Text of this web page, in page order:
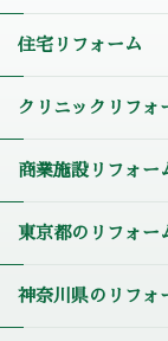
住宅リフォーム
クリニックリフォ
商業施設リフォー
東京都のリフォー
神奈川県のリフォ